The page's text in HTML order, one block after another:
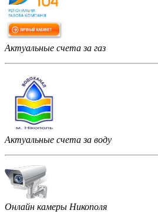
Актуальные счета за газ
Актуальные счета за воду
Онлайн камеры Никополя